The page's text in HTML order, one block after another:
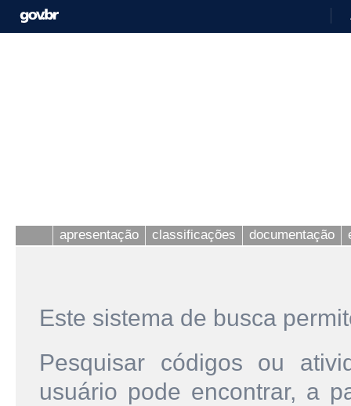
apresentação classificações documentação
Este sistema de busca
Pesquisar códigos ou
usuário pode encontrar, a